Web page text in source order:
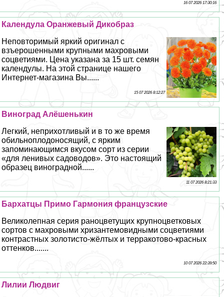
16 07 2026 17:30:16
Календула Оранжевый Дикобраз
Неповторимый яркий оригинал с
взъерошенными крупными махровыми
соцветиями. Цена указана за 15 шт. семян
календулы. На этой странице нашего
Интернет-магазина Вы......
15 07 2026 8:12:27
Виноград Алёшенькин
Легкий, неприхотливый и в то же время
обильноплодоносящий, с ярким
запоминающимся вкусом сорт из серии
«для ленивых садоводов». Это настоящий
образец виноградной......
11 07 2026 8:21:33
Бархатцы Примо Гармония французские
Великолепная серия раноцветущих крупноцветковых
сортов с махровыми хризантемовидными соцветиями
контрастных золотисто-жёлтых и терpaкотово-красных
оттенков.......
10 07 2026 22:39:50
Лилии Людвиг